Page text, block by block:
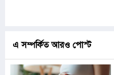
এ সম্পর্কিত আরও পোস্ট